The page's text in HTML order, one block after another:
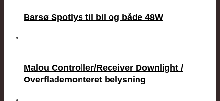
Barsø Spotlys til bil og både 48W
Malou Controller/Receiver Downlight /
Overflademonteret belysning